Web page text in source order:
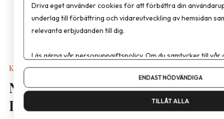
Kalkyler & Verktyg
Nya näringsvärden i
Livsmedelsdatabasen
Driva eget använder cookies för att förbättra din
underlag till förbättring och vidareutveckling av hemsidan
relevanta erbjudanden till dig.
Läs gärna vårpersonuppgiftspolicy. Om du samtycker till vår
Om du vill ändra ditt val i efterhand hittar du den möjligheten
ENDAST NÖDVÄNDIGA
TILLÅT ALLA